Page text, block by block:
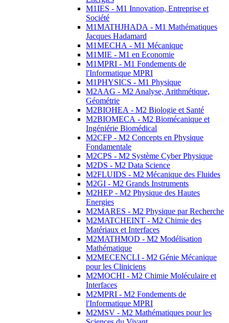
M1IES - M1 Innovation, Entreprise et
Société
M1MATHJHADA - M1 Mathématiques
Jacques Hadamard
M1MECHA - M1 Mécanique
M1MIE - M1 en Economie
M1MPRI - M1 Fondements de
l'Informatique MPRI
M1PHYSICS - M1 Physique
M2AAG - M2 Analyse, Arithmétique,
Géométrie
M2BIOHEA - M2 Biologie et Santé
M2BIOMECA - M2 Biomécanique et
Ingéniérie Biomédical
M2CFP - M2 Concepts en Physique
Fondamentale
M2CPS - M2 Système Cyber Physique
M2DS - M2 Data Science
M2FLUIDS - M2 Mécanique des Fluides
M2GI - M2 Grands Instruments
M2HEP - M2 Physique des Hautes
Energies
M2MARES - M2 Physique par Recherche
M2MATCHEINT - M2 Chimie des
Matériaux et Interfaces
M2MATHMOD - M2 Modélisation
Mathématique
M2MECENCLI - M2 Génie Mécanique
pour les Cliniciens
M2MOCHI - M2 Chimie Moléculaire et
Interfaces
M2MPRI - M2 Fondements de
l'Informatique MPRI
M2MSV - M2 Mathématiques pour les